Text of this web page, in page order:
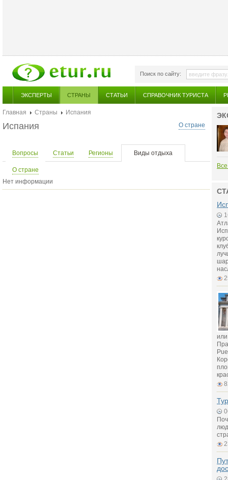
Поиск по сайту:
ЭКСПЕРТЫ СТРАНЫ СТАТЬИ СПРАВОЧНИК ТУРИСТА
Главная Страны
Испания
О стране
Испания
Вопросы Статьи Регионы Виды отдыха
О стране
Нет информации